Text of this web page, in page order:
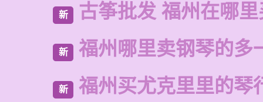
新 古筝批发 福州在哪
新 福州哪里卖钢琴的多
新 福州买尤克里里的琴